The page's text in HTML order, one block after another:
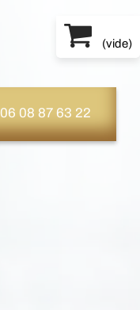
06 08 87 63 22
(vide)